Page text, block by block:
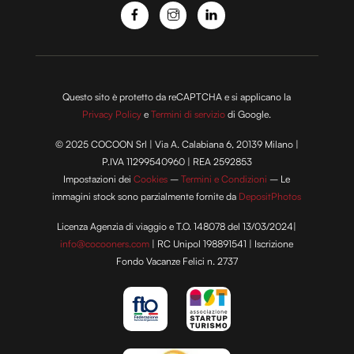
con altre informazioni che hai fornito loro o che hanno
raccolto dal tuo utilizzo dei loro servizi.
Questo sito è protetto da reCAPTCHA e si applicano la
Privacy Policy eTermini di servizio di Google.
© 2025 COCOON Srl | Via A. Calabiana 6, 20139 Milano |
P.IVA 11299540960 | REA 2592853
Impostazioni deiCookies –Termini e Condizioni – Le
immagini stock sono parzialmente fornite da DepositPhotos
Licenza Agenzia di viaggio e T.O. 148078 del 13/03/2024|
info@cocooners.com | RC Unipol 198891541 | Iscrizione
Fondo Vacanze Felici n. 2737